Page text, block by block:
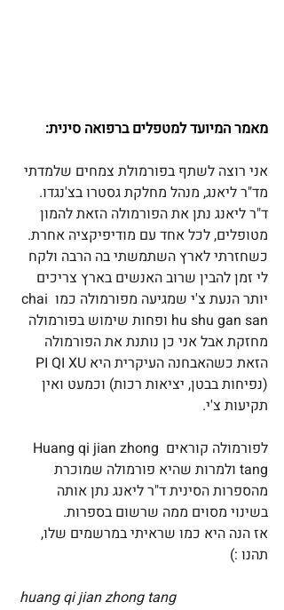
מאמר המיועד למטפלים ברפואה סינית:
אני רוצה לשתף בפורמולת צמחים שלמדתי
מד"ר ליאנג, מנהל מחלקת גסטרו בצ'נגדו.
ד"ר ליאנג נתן את הפורמולה הזאת להמון
מטופלים, לכל אחד עם מודיפיקציה אחרת.
כשחזרתי לארץ השתמשתי בה הרבה ולקח
לי זמן להבין שרוב האנשים בארץ צריכים
יותר הנעת צ'י שמגיעה מפורמולה כמו chai
hu shu gan san ופחות שימוש בפורמולה
מחזקת אבל אני כן נותנת את הפורמולה
(נפיחות בבטן, יציאות רכות) וכמעט ואין
תקיעות צ'י.
לפורמולה קוראים Huang qi jian zhong
tang ולמרות שהיא פורמולה שמוכרת
מהספרות הסינית ד"ר ליאנג נתן אותה
בשינוי מסוים ממה שרשום בספרות.
אז הנה היא כמו שראיתי במרשמים שלו,
תהנו :)
huang qi jian zhong tang